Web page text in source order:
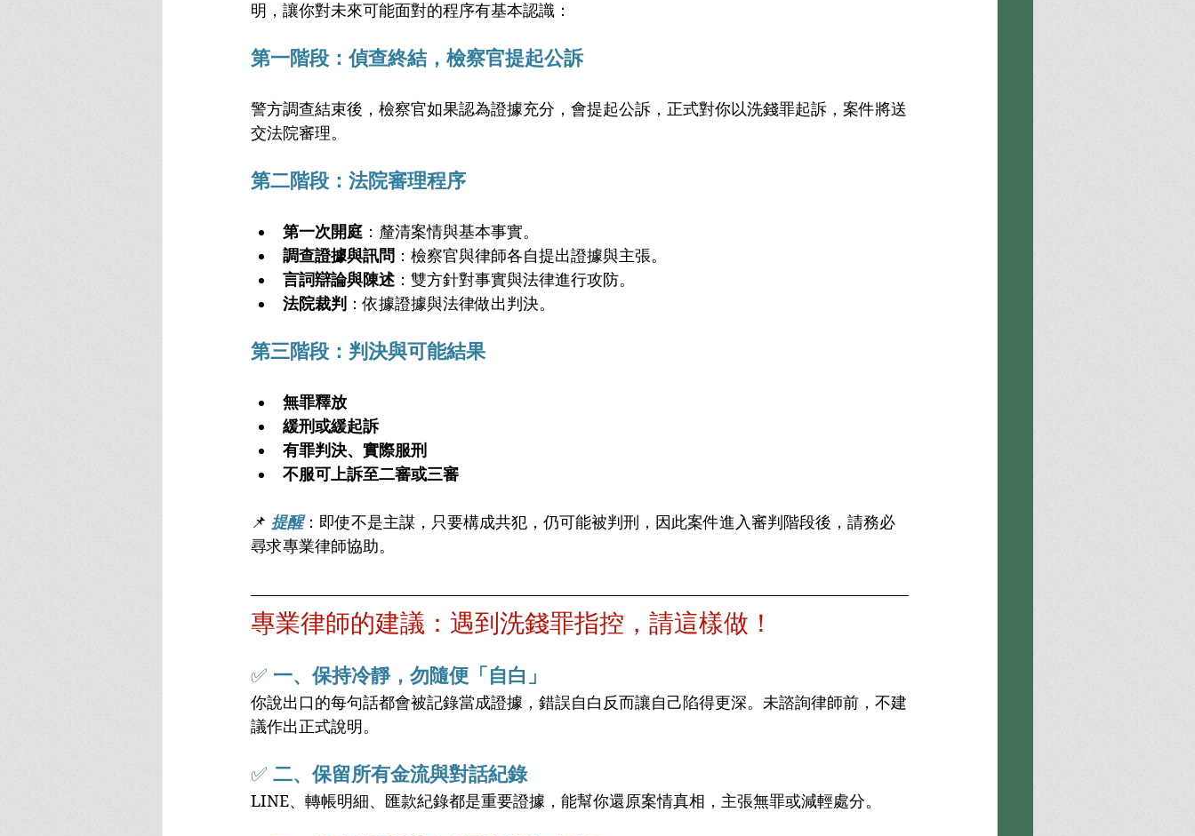
明，讓你對未來可能面對的程序有基本認識：
第一階段：偵查終結，檢察官提起公訴
警方調查結束後，檢察官如果認為證據充分，會提起公訴，正式對你以洗錢罪起訴，案件將送
交法院審理。
第二階段：法院審理程序
第一次開庭 ：釐清案情與基本事實。
調查證據與訊問 ：檢察官與律師各自提出證據與主張。
言詞辯論與陳述：雙方針對事實與法律進行攻防。
法院裁判 ：依據證據與法律做出判決。
第三階段：判決與可能結果
無罪釋放
緩刑或緩起訴
有罪判決、實際服刑
不服可上訴至二審或三審
📌 提醒：即使不是主謀，只要構成共犯，仍可能被判刑，因此案件進入審判階段後，請務必
尋求專業律師協助。
專業律師的建議：遇到洗錢罪指控，請這樣做！
✅ 一、保持冷靜，勿隨便「自白」
你說出口的每句話都會被記錄當成證據，錯誤自白反而讓自己陷得更深。未諮詢律師前，不建
議作出正式說明。
✅ 二、保留所有金流與對話紀錄
LINE、轉帳明細、匯款紀錄都是重要證據，能幫你還原案情真相，主張無罪或減輕處分。